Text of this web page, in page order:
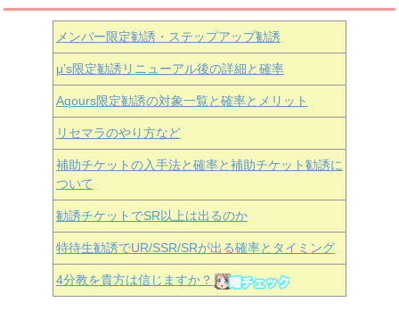
メンバー限定勧誘・ステップアップ勧誘
μ’s限定勧誘リニューアル後の詳細と確率
Aqours限定勧誘の対象一覧と確率とメリット
リセマラのやり方など
補助チケットの入手法と確率と補助チケット勧誘に
ついて
勧誘チケットでSR以上は出るのか
特待生勧誘でUR/SSR/SRが出る確率とタイミング
4分教を貴方は信じますか？